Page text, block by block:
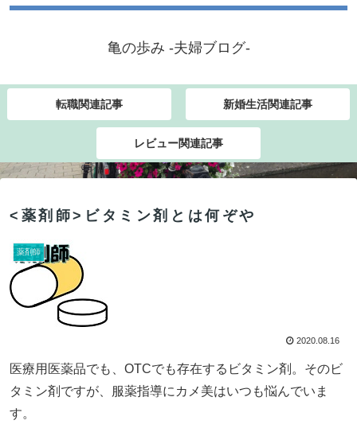
亀の歩み -夫婦ブログ-
転職関連記事 新婚生活関連記事
レビュー関連記事
<薬剤師>ビタミン剤とは何ぞや
薬剤師
2020.08.16
医療用医薬品でも、OTCでも存在するビタミン剤。そのビ
タミン剤ですが、服薬指導にカメ美はいつも悩んでいま
す。